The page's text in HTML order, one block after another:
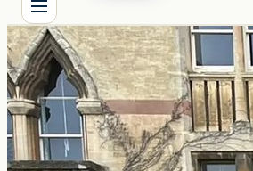
Cursos Idiomas 16+
Programas